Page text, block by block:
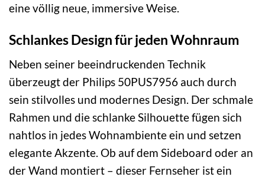
eine völlig neue, immersive Weise.
Schlankes Design für jeden Wohnraum
Neben seiner beeindruckenden Technik
überzeugt der Philips 50PUS7956 auch durch
sein stilvolles und modernes Design. Der schmale
Rahmen und die schlanke Silhouette fügen sich
nahtlos in jedes Wohnambiente ein und setzen
elegante Akzente. Ob auf dem Sideboard oder an
der Wand montiert – dieser Fernseher ist ein